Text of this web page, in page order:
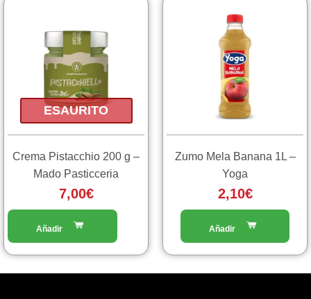
ESAURITO
Crema Pistacchio 200 g –
Mado Pasticceria
7,00€
Zumo Mela Banana 1L –
Yoga
2,10€